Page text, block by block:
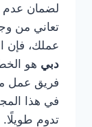
لضمان عدم
تعاني من
عملك، فإن
دبي هو
فريق عمل
في هذا
تدوم طويلًا.